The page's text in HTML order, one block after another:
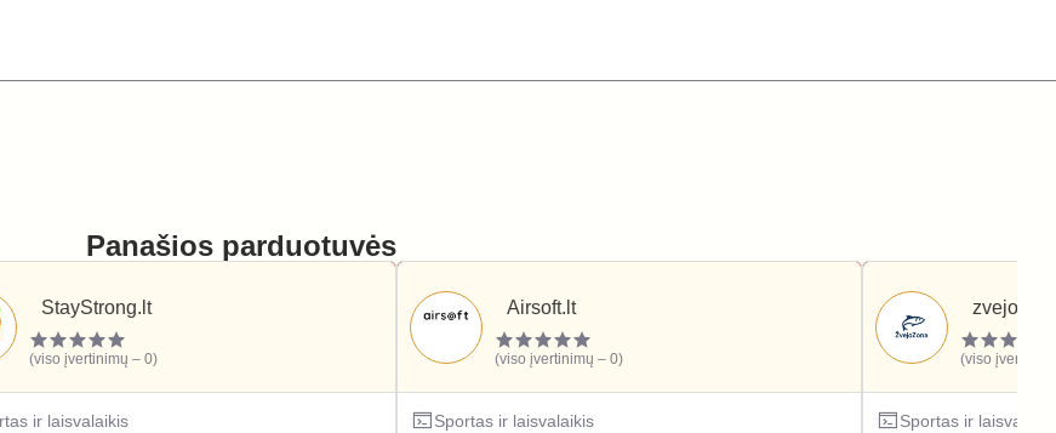
Panašios parduotuvės
StayStrong.lt
(viso įvertinimų – 0)
ir laisvalaikis
Airsoft.lt
(viso įvertinimų – 0)
Sportas ir laisvalaikis
(viso
Sportas ir